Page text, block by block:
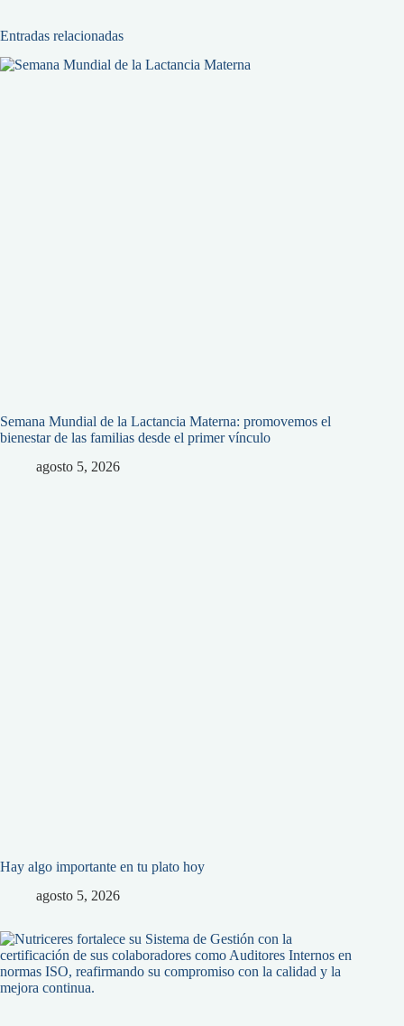
Entradas relacionadas
Semana Mundial de la Lactancia Materna: promovemos el
bienestar de las familias desde el primer vínculo
agosto 5, 2026
Hay algo importante en tu plato hoy
agosto 5, 2026